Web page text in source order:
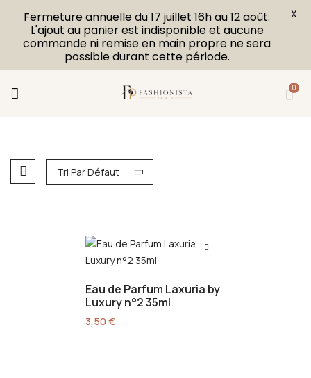
0
Tri Par Défaut
Eau de Parfum Laxuria by
Luxury n°2 35ml
3,50€
Fermeture annuelle du 17 juillet 16h au 12 août.
L'ajout au panier est indisponible et aucune
commande ni remise en main propre ne sera
possible durant cette période.
X